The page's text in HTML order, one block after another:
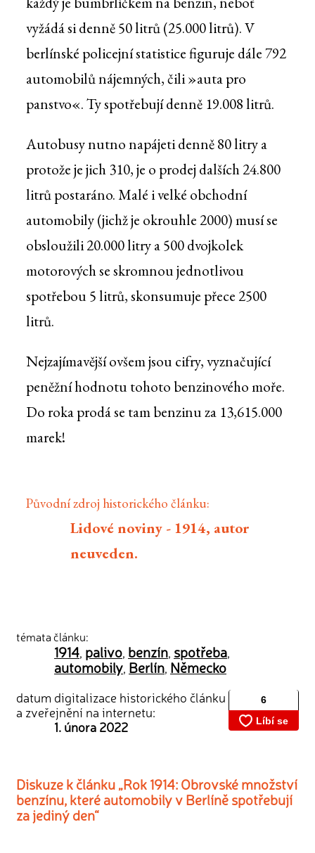
vyžádá si denně 50 litrů (25.000 litrů). V
berlínské policejní statistice figuruje dále 792
automobilů nájemných, čili »auta pro
panstvo«. Ty spotřebují denně 19.008 litrů.
Autobusy nutno napájeti denně 80 litry a
protože je jich 310, je o prodej dalších 24.800
litrů postaráno. Malé i velké obchodní
automobily (jichž je okrouhle 2000) musí se
obsloužili 20.000 litry a 500 dvojkolek
motorových se skromnou jednotlivou
spotřebou 5 litrů, skonsumuje přece 2500
litrů.
Nejzajímavější ovšem jsou cifry, vyznačující
peněžní hodnotu tohoto benzinového moře.
Do roka prodá se tam benzinu za 13,615.000
marek!
Původní zdroj historického článku:
Lidové noviny - 1914, autor
neuveden.
témata článku:
1914, palivo, benzín, spotřeba,
automobily, Berlín, Německo
datum digitalizace historického článku
a zveřejnění na internetu:
1. února 2022
Diskuze k článku „Rok 1914: Obrovské množství
benzínu, které automobily v Berlíně spotřebují
za jediný den“